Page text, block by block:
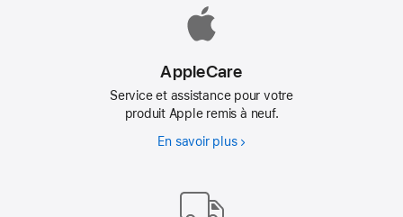
AppleCare
Service et assistance pour votre
produit Apple remis à neuf.
En savoir plusAppleCare